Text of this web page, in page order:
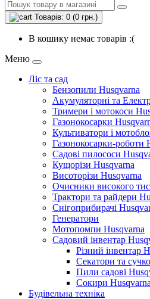
Товарів: 0 (0 грн.)
В кошику немає товарів :(
Меню
Ліс та сад
Бензопили Husqvarna
Акумуляторні та
Тримери і мотокоси
Газонокосарки
Культиватори і
Газонокосарки-роботи
Садові пилососи
Кущорізи Husqvarna
Висоторізи Husqvarna
Очисники високого
Трактори та райдери
Снігоприбирачі
Генератори
Мотопомпи Husqvarna
Садовий інвентар
Різний інвентар
Секатори та
Пили садові
Сокири Husqvarna
Будівельна техніка